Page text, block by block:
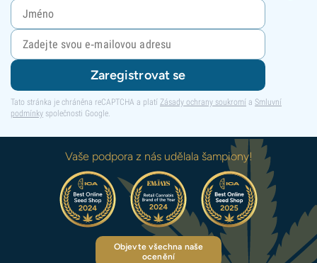
Zaregistrovat se
Tato stránka je chráněna reCAPTCHA a platí Zásady ochrany soukromí a Smluvní
podmínky společnosti Google.
Vaše podpora z nás udělala šampiony!
Objevte všechna naše
ocenění